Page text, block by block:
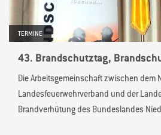
TERMINE
43. Brandschutztag,
Die Arbeitsgemeinschaft zwischen dem
Landesfeuerwehrverband und der
Brandverhütung des Bundeslandes